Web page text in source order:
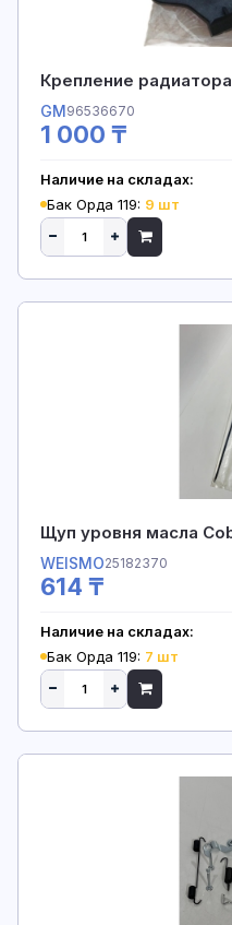
Крепление радиатора
GM96536670
1 000 ₸
Наличие на складах:
Бак Орда 119: 9 шт
Щуп уровня масла
WEISMO25182370
614 ₸
Наличие на складах:
Бак Орда 119: 7 шт